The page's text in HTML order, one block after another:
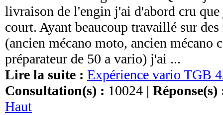
livraison de l'engin j'ai d'abord cru
court. Ayant beaucoup travaillé sur
(ancien mécano moto, ancien mécano
préparateur de 50 a vario) j'ai ...
Lire la suite : Expérience vario TGB
Consultation(s) : 10024 | Réponse(s)
Haut